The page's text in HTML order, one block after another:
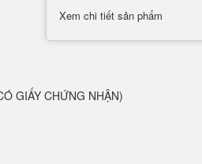
Xem chi tiết sản phẩm
GIẤY CHỨNG NHẬN)